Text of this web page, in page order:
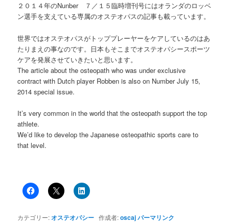
２０１４年のNunber ７／１５臨時増刊号にはオランダのロッベ
ン選手を支えている専属のオステオパスの記事も載っています。
世界ではオステオパスがトッププレーヤーをケアしているのはあ
たりまえの事なのです。日本もそこまでオステオパシースポーツ
ケアを発展させていきたいと思います。
The article about the osteopath who was under exclusive
contract with Dutch player Robben is also on Number July 15,
2014 special issue.
It’s very common in the world that the osteopath support the top
athlete.
We’d like to develop the Japanese osteopathic sports care to
that level.
カテゴリー:オステオパシー 作成者:oscajパーマリンク